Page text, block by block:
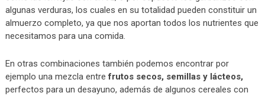
algunas verduras, los cuales en su totalidad pueden constituir un
almuerzo completo, ya que nos aportan todos los nutrientes que
necesitamos para una comida.
En otras combinaciones también podemos encontrar por
ejemplo una mezcla entre frutos secos, semillas y lácteos,
perfectos para un desayuno, además de algunos cereales con